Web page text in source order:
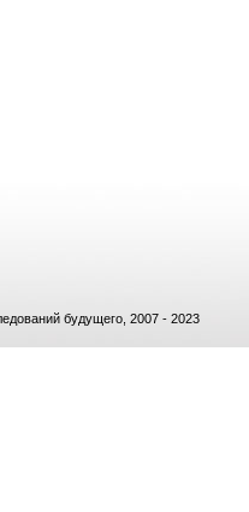
будущего, 2007 - 2023